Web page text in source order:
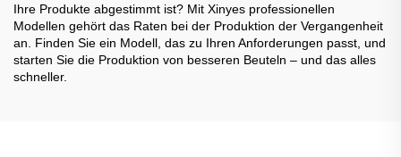
Ihre Produkte abgestimmt ist? Mit Xinyes professionellen
Modellen gehört das Raten bei der Produktion der Vergangenheit
an. Finden Sie ein Modell, das zu Ihren Anforderungen passt, und
starten Sie die Produktion von besseren Beuteln – und das alles
schneller.